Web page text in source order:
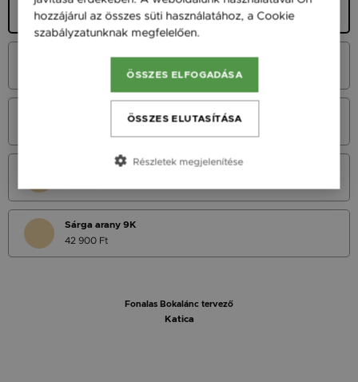
9 900 Ft
Fehér Arany 14K
Vörös Arany 14K
Sárga Arany 14K
Sárga arany 9K
42 900 Ft
Fonalas Bokalánc tervező
Katica
hozzájárul az összes süti használatához, a Cookie
szabályzatunknak megfelelően.
ÖSSZES ELFOGADÁSA
ÖSSZES ELUTASÍTÁSA
Részletek megjelenítése